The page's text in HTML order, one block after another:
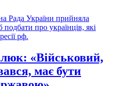
Рада України прийняла
про українців, які
рф.
«Військовий,
має бути